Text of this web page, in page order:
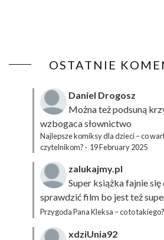
OSTATNIE
Daniel Drogosz
Można też podsuną
wzbogaca słownictwo
Najlepsze komiksy dla dzieci – co
czytelnikom? · 19 February 2025
zalukajmy.pl
Super książka fajnie
sprawdzić film bo jest też
Przygoda Pana Kleksa – co to takiego?
xdziUnia92